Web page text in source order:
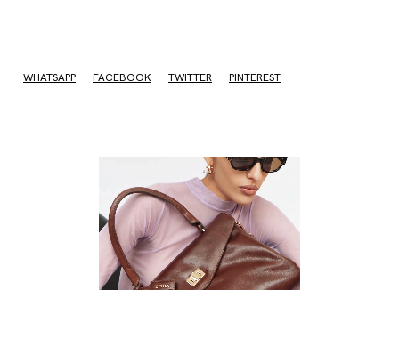
WHATSAPP FACEBOOK TWITTER PINTEREST